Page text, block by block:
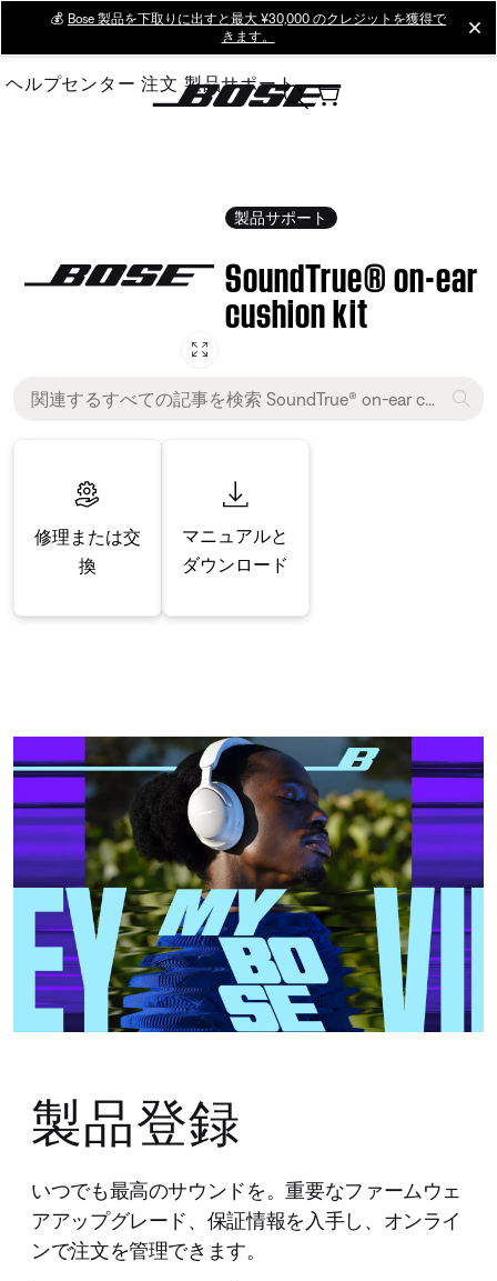
Main
💰 Bose 製品を下取りに出すと最大 ¥30,000 のクレジットを獲得で
きます。
ヘルプセンター 注文 製品サポート
製品サポート
SoundTrue® on-ear
cushion kit
修理または交
換
マニュアルと
ダウンロード
製品登録
いつでも最高のサウンドを。重要なファームウェ
アアップグレード、保証情報を入手し、オンライ
ンで注文を管理できます。